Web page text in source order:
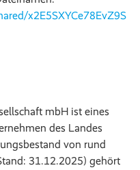
x2E5SXYCe78EvZ9S
mbH ist eines
des Landes
von rund
31.12.2025) gehört